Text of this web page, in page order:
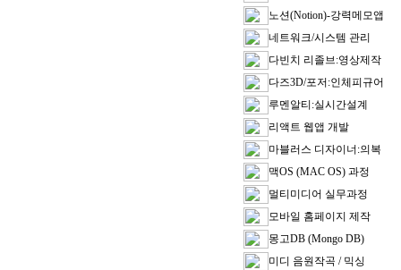
노션(Notion)-강력메모앱
네트워크/시스템 관리
다빈치 리졸브:영상제작
다즈3D/포저:인체피규어
루멘알티:실시간설계
리액트 웹앱 개발
마블러스 디자이너:의복
맥OS (MAC OS) 과정
멀티미디어 실무과정
모바일 홈페이지 제작
몽고DB (Mongo DB)
미디 음원작곡 / 믹싱